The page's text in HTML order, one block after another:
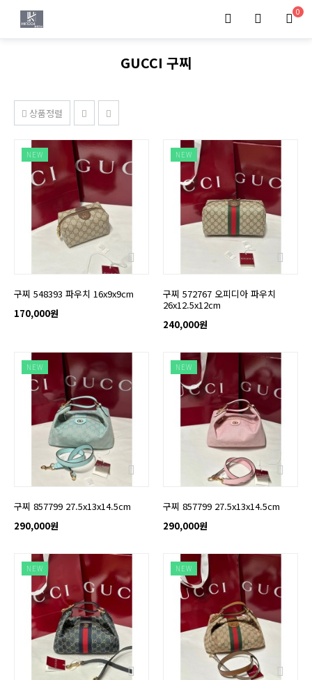
0
GUCCI 구찌
상품정렬
NEW
구찌 548393 파우치 16x9x9cm
170,000원
NEW
구찌 572767 오피디아 파우치
26x12.5x12cm
240,000원
NEW
구찌 857799 27.5x13x14.5cm
290,000원
NEW
구찌 857799 27.5x13x14.5cm
290,000원
NEW NEW